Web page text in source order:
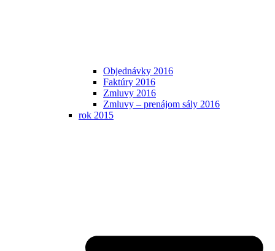
Objednávky 2016
Faktúry 2016
Zmluvy 2016
Zmluvy – prenájom sály 2016
rok 2015